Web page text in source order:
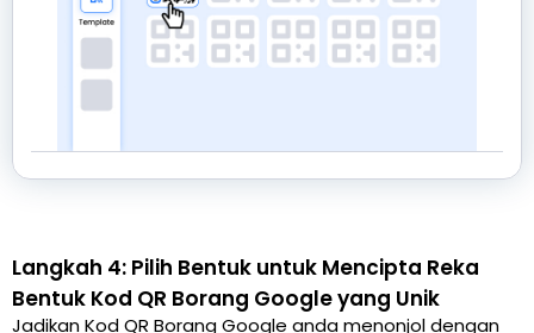
Langkah 4: Pilih Bentuk untuk Mencipta Reka
Bentuk Kod QR Borang Google yang Unik
Jadikan Kod QR Borang Google anda menonjol dengan